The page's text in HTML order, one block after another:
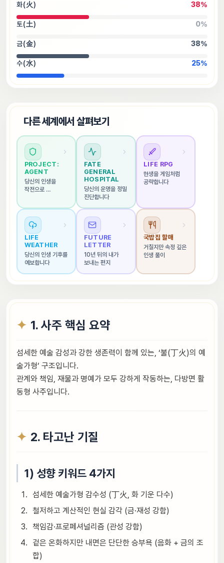
화(火) 38%
토(土) 0%
금(金) 38%
수(水) 25%
다른 세계에서 살펴보기
PROJECT:
AGENT
당신의 인생을
작전으로
FATE
GENERAL
HOSPITAL
당신의 운명을 정밀
진단합니다
LIFE RPG
현생을 게임처럼
공략합니다
LIFE
WEATHER
당신의 인생 기후를
예보합니다
FUTURE
LETTER
10년 뒤의 내가
보내는 편지
국밥집 할매
거칠지만 속정 깊은
인생 풀이
1. 사주 핵심 요약
섬세한 예술 감성과 강한 생존력이 함께 있는, ‘불(丁火)의 예
술가형’ 구조입니다.
관계와 책임, 재물과 명예가 모두 강하게 작동하는, 다방면 활
동형 사주입니다.
2. 타고난 기질
1) 성향 키워드 4가지
섬세한 예술가형 감수성 (丁火, 화 기운 다수)
철저하고 계산적인 현실 감각 (금·재성 강함)
책임감·프로페셔널리즘 (관성 강함)
겉은 온화하지만 내면은 단단한 승부욕 (음화 + 금의 조
합)